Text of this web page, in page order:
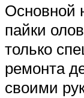
Основной
пайки
только
ремонта
своими